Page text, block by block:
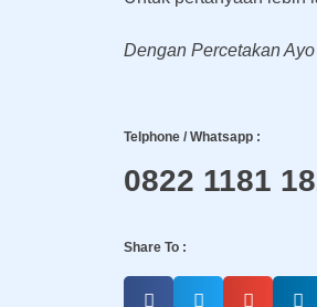
Dengan Percetakan
Telphone / Whatsapp :
0822 1181
Share To :